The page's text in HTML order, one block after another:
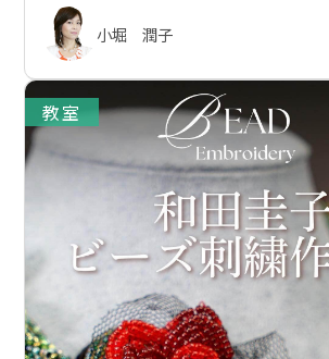
小堀 潤子
教室